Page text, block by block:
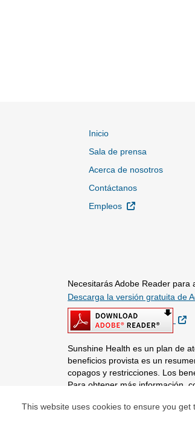
This website uses cookies to ensure you get
Inicio
Sala de prensa
Acerca de nosotros
Contáctanos
Empleos
Sitio Externo
Necesitarás Adobe Reader para
Descarga la versión gratuita de
Sunshine Health es un plan de
beneficios provista es un
copagos y restricciones. Los
Para obtener más información,